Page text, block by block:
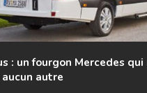
: un fourgon Mercedes qui
autre